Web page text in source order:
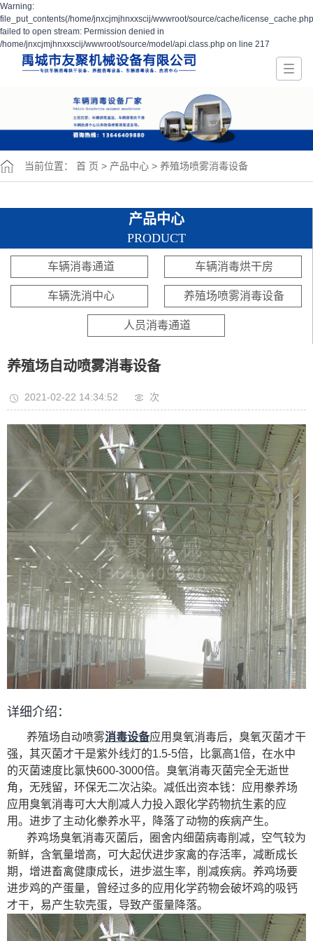
Warning:
file_put_contents(/home/jnxcjmjhnxxscij/wwwroot/source/cache/
failed to open stream: Permission denied in
/home/jnxcjmjhnxxscij/wwwroot/source/model/api.class.php on line 217
当前位置： 首 页 > 产品中心 > 养殖场喷雾消毒设备
产品中心
PRODUCT
车辆消毒通道 车辆消毒烘干房
车辆洗消中心 养殖场喷雾消毒设备
人员消毒通道
养殖场自动喷雾消毒设备
2021-02-22 14:34:52 次
详细介绍：
养殖场自动喷雾消毒设备应用臭氧消毒后，臭氧灭菌才干
强，其灭菌才干是紫外线灯的1.5-5倍，比氯高1倍，在水中
的灭菌速度比氯快600-3000倍。臭氧消毒灭菌完全无逝世
角，无残留，环保无二次沾染。减低出资本钱：应用豢养场
应用臭氧消毒可大大削减人力投入跟化学药物抗生素的应
用。进步了主动化豢养水平，降落了动物的疾病产生。
养鸡场臭氧消毒灭菌后，圈舍内细菌病毒削减，空气较为
新鲜，含氧量增高，可大起伏进步家禽的存活率，减断成长
期，增进畜禽健康成长，进步滋生率，削减疾病。养鸡场要
进步鸡的产蛋量，曾经过多的应用化学药物会破坏鸡的吸钙
才干，易产生软壳蛋，导致产蛋量降落。